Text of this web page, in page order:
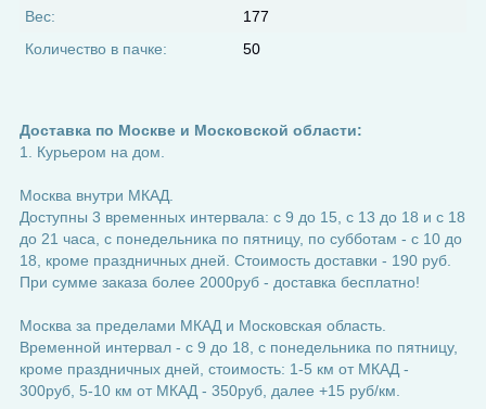
Вес:
177
Количество в пачке:
50
Доставка по Москве и Московской области:
1. Курьером на дом.
Москва внутри МКАД.
Доступны 3 временных интервала: с 9 до 15, с 13 до 18 и с 18
до 21 часа, с понедельника по пятницу, по субботам - с 10 до
18, кроме праздничных дней. Стоимость доставки - 190 руб.
При сумме заказа более 2000руб - доставка бесплатно!
Москва за пределами МКАД и Московская область.
Временной интервал - с 9 до 18, с понедельника по пятницу,
кроме праздничных дней, стоимость: 1-5 км от МКАД -
300руб, 5-10 км от МКАД - 350руб, далее +15 руб/км.